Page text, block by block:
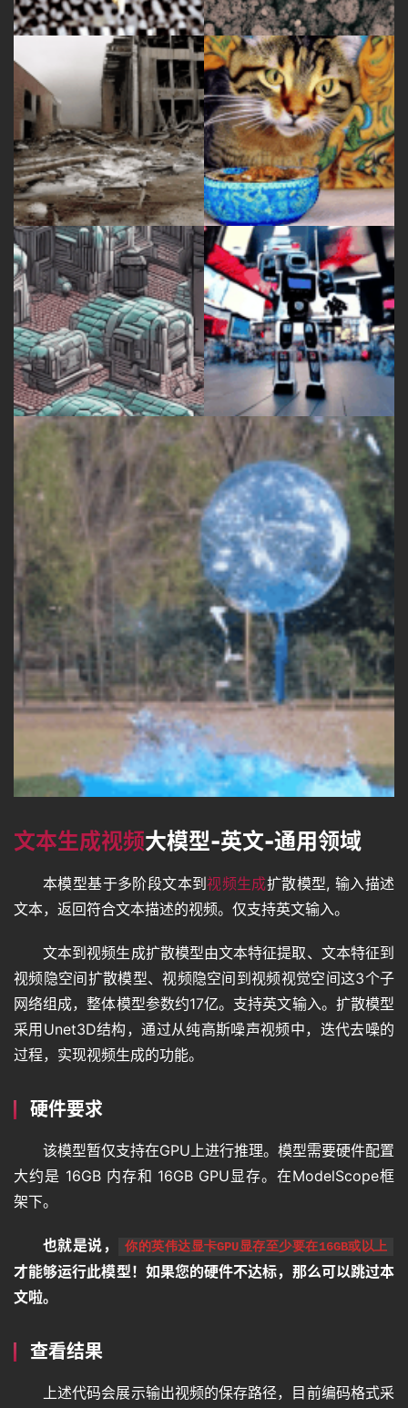
文本生成视频大模型-英文-通用领域
本模型基于多阶段文本到 视频生成扩散模型, 输入描述
文本，返回符合文本描述的视频。仅支持英文输入。
文本到视频生成扩散模型由文本特征提取、文本特征到
视频隐空间扩散模型、视频隐空间到视频视觉空间这3个子
网络组成，整体模型参数约17亿。支持英文输入。扩散模型
采用Unet3D结构，通过从纯高斯噪声视频中，迭代去噪的
过程，实现视频生成的功能。
硬件要求
该模型暂仅支持在GPU上进行推理。模型需要硬件配置
大约是 16GB 内存和 16GB GPU显存。在ModelScope框
架下。
也就是说， 你的英伟达显卡GPU显存至少要在16GB或以上
才能够运行此模型！如果您的硬件不达标，那么可以跳过本
文啦。
查看结果
上述代码会展示输出视频的保存路径，目前编码格式采